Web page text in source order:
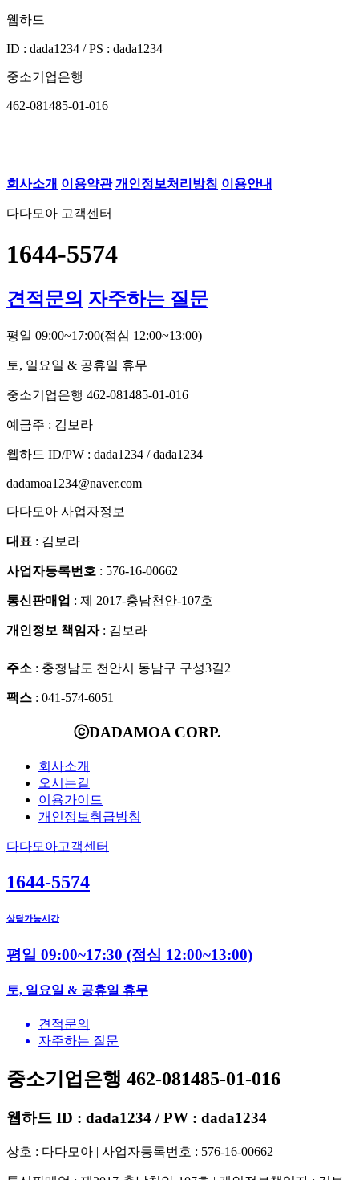
웹하드
ID : dada1234 / PS : dada1234
중소기업은행
462-081485-01-016
회사소개 이용약관 개인정보처리방침 이용안내
다다모아 고객센터
1644-5574
견적문의 자주하는 질문
평일 09:00~17:00(점심 12:00~13:00)
토, 일요일 & 공휴일 휴무
중소기업은행 462-081485-01-016
예금주 : 김보라
웹하드 ID/PW : dada1234 / dada1234
dadamoa1234@naver.com
다다모아 사업자정보
대표 : 김보라
사업자등록번호 : 576-16-00662
통신판매업 : 제 2017-충남천안-107호
개인정보 책임자: 김보라
주소 : 충청남도 천안시 동남구 구성3길2
팩스 : 041-574-6051
ⓒDADAMOA CORP.
회사소개
오시는길
이용가이드
개인정보취급방침
다다모아고객센터
1644-5574
상담가능시간
평일 09:00~17:30 (점심 12:00~13:00)
토, 일요일 & 공휴일 휴무
견적문의
자주하는 질문
중소기업은행 462-081485-01-016
웹하드 ID : dada1234 / PW : dada1234
상호 : 다다모아 | 사업자등록번호 : 576-16-00662